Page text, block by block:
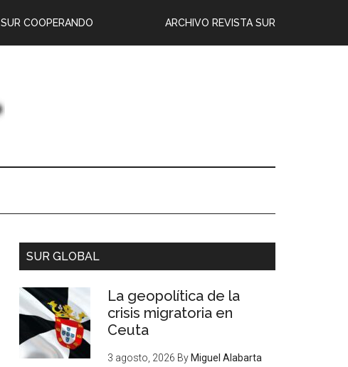
ARCHIVO REVISTA SUR
SUR COOPERANDO
SUR GLOBAL
La geopolítica de la
crisis migratoria en
Ceuta
3 agosto, 2026 By Miguel Alabarta